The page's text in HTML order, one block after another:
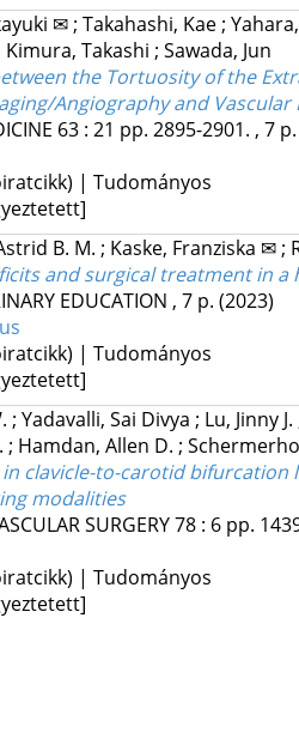
✉; Takahashi, Kae;
Kimura, Takashi ; Sawada, Jun
the Tortuosity of the
Angiography and
63: 21 pp. 2895-2901. , 7
| Tudományos
B. M. ; Kaske, Franziska ✉;
and surgical treatment in
EDUCATION , 7 p. (2023)
| Tudományos
; Yadavalli, Sai Divya ; Lu, Jinny J.
; Hamdan, Allen D. ;
in clavicle-to-carotid
modalities
SURGERY78: 6 pp.
| Tudományos